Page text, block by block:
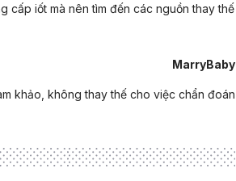
cấp iốt mà nên tìm đến các nguồn thay thế
MarryBaby
khảo, không thay thế cho việc chẩn đoán